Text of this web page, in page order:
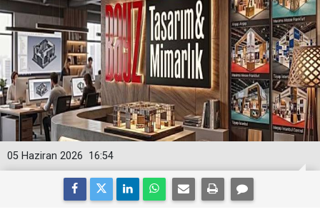
16:54
05 Haziran 2026